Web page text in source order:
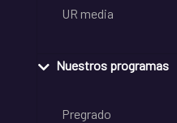
UR media
Nuestros programas
Pregrado